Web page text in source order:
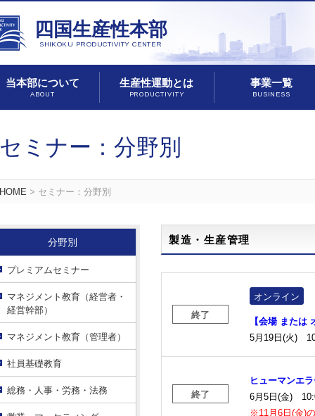
四国生産性本部
SHIKOKU PRODUCTIVITY CENTER
当本部について
ABOUT
生産性運動とは
PRODUCTIVITY
事業一覧
BUSINESS
セミナー：分野別
HOME > セミナー：分野別
分野別
プレミアムセミナー
マネジメント教育（経営者・
経営幹部）
マネジメント教育（管理者）
社員基礎教育
総務・人事・労務・法務
製造・生産管理
終了
オンライン
【会場 または
5月19日(火)
終了
ヒューマンエ
6月5日(金)
※11月6日(金)